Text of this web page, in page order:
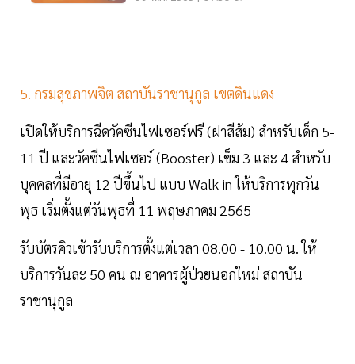
5. กรมสุขภาพจิต สถาบันราชานุกูล เขตดินแดง
เปิดให้บริการฉีดวัคซีนไฟเซอร์ฟรี (ฝาสีส้ม) สำหรับเด็ก 5-
11 ปี และวัคซีนไฟเซอร์ (Booster) เข็ม 3 และ 4 สำหรับ
บุคคลที่มีอายุ 12 ปีขึ้นไป แบบ Walk in ให้บริการทุกวัน
พุธ เริ่มตั้งแต่วันพุธที่ 11 พฤษภาคม 2565
รับบัตรคิวเข้ารับบริการตั้งแต่เวลา 08.00 - 10.00 น. ให้
บริการวันละ 50 คน ณ อาคารผู้ป่วยนอกใหม่ สถาบัน
ราชานุกูล